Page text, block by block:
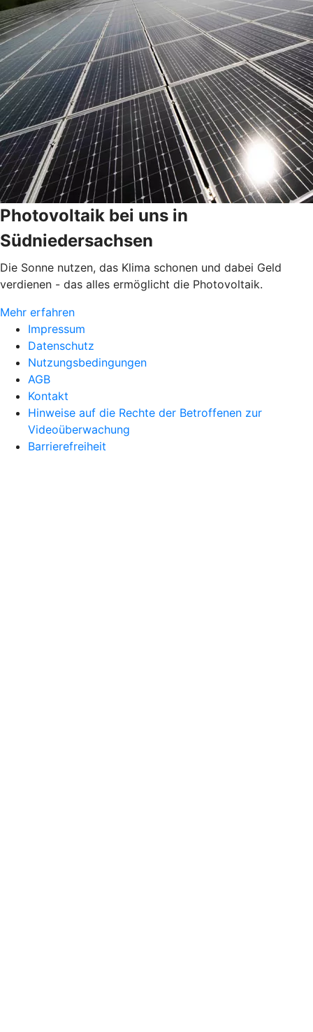
Photovoltaik bei uns in
Südniedersachsen
Die Sonne nutzen, das Klima schonen und dabei Geld
verdienen - das alles ermöglicht die Photovoltaik.
Mehr erfahren
Impressum
Datenschutz
Nutzungsbedingungen
AGB
Kontakt
Hinweise auf die Rechte der Betroffenen zur
Videoüberwachung
Barrierefreiheit